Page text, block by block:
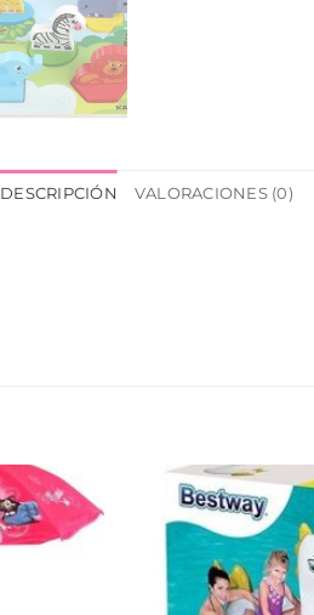
DESCRIPCIÓN VALORACIONES (0)